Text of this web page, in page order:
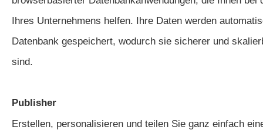
Ihres Unternehmens helfen. Ihre Daten werden
Datenbank gespeichert, wodurch sie sicherer und
sind.
Publisher
Erstellen, personalisieren und teilen Sie ganz einfach